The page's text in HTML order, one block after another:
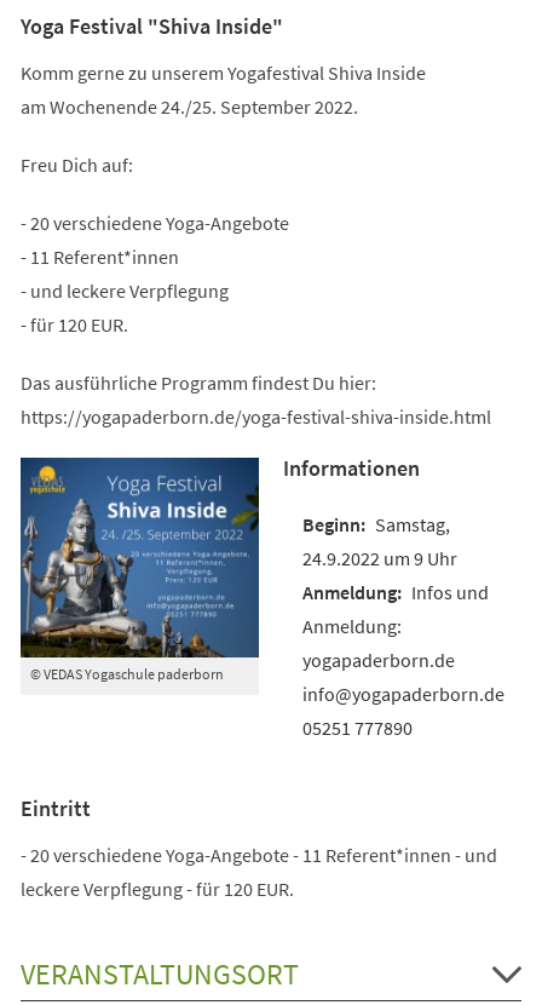
Yoga Festival "Shiva Inside"
Komm gerne zu unserem Yogafestival Shiva Inside
am Wochenende 24./25. September 2022.
Freu Dich auf:
- 20 verschiedene Yoga-Angebote
- 11 Referent*innen
- und leckere Verpflegung
- für 120 EUR.
Das ausführliche Programm findest Du hier:
https://yogapaderborn.de/yoga-festival-shiva-inside.html
© VEDAS Yogaschule paderborn
Informationen
Samstag,
24.9.2022 um 9 Uhr
Infos und
Anmeldung:
yogapaderborn.de
info@yogapaderborn.de
05251 777890
Eintritt
- 20 verschiedene Yoga-Angebote - 11 Referent*innen - und
leckere Verpflegung - für 120 EUR.
VERANSTALTUNGSORT